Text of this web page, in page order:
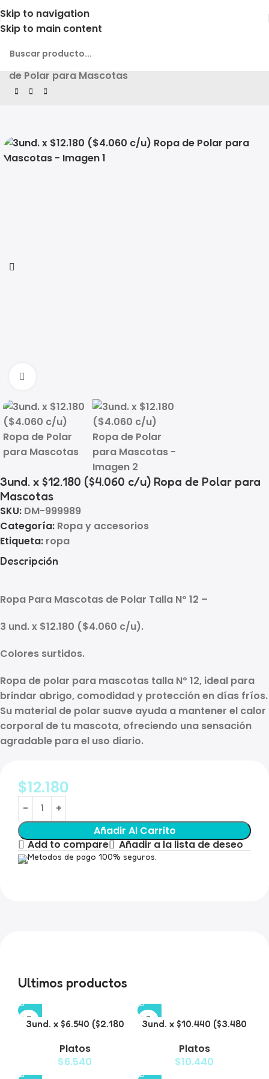
Skip to navigation
Skip to main content
Inicio Producto 3und. x $12.180 ($4.060 c/u) Ropa
de Polar para Mascotas
3und. x $12.180 ($4.060 c/u) Ropa de Polar para
Mascotas
SKU: DM-999989
Categoría: Ropa y accesorios
Etiqueta: ropa
Descripción
Ropa Para Mascotas de Polar Talla Nº 12 –
3 und. x $12.180 ($4.060 c/u).
Colores surtidos.
Ropa de polar para mascotas talla Nº 12, ideal para
brindar abrigo, comodidad y protección en días fríos.
Su material de polar suave ayuda a mantener el calor
corporal de tu mascota, ofreciendo una sensación
agradable para el uso diario.
$12.180
Añadir Al Carrito
Add to compare
Añadir a la lista de deseo
Metodos de pago 100% seguros.
Ultimos productos
3und. x $6.540 ($2.180
para Mascotas con
Diseño Decorativo
Platos
$6.540
3und. x $10.440 ($3.480
para Mascotas con Bowl
de Acero
Platos
$10.440